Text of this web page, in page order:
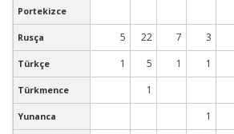
Portekizce
Rusça 5 22 7 3
Türkçe 1 5 1 1
Türkmence 1
Yunanca 1